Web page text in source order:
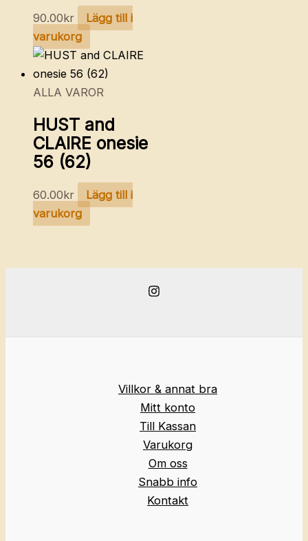
90.00kr
Lägg till i
varukorg
ALLA VAROR
HUST and
CLAIRE onesie
56 (62)
60.00kr
Lägg till i
varukorg
Villkor & annat bra
Mitt konto
Till Kassan
Varukorg
Om oss
Snabb info
Kontakt